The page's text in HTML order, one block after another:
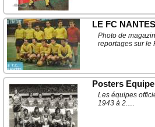
LE FC
Photo de
reportages sur le
Posters
Les équipes
1943 à 2.....